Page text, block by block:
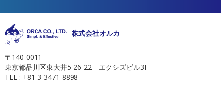
株式会社オルカ
〒140-0011
東京都品川区東大井5-26-22 エクシズビル3F
TEL : +81-3-3471-8898